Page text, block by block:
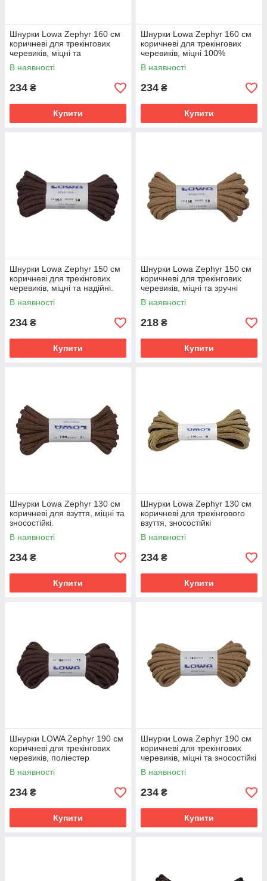
Шнурки Lowa Zephyr 160 см
коричневі для трекінгових
черевиків, міцні та
універсальні.
В наявності
234 ₴
Купити
Шнурки Lowa Zephyr 160 см
коричневі для трекінгових
черевиків, міцні 100%
поліестер
В наявності
234 ₴
Купити
Шнурки Lowa Zephyr 150 см
коричневі для трекінгових
черевиків, міцні та надійні.
В наявності
234 ₴
Купити
Шнурки Lowa Zephyr 150 см
коричневі для трекінгових
черевиків, міцні та зручні
В наявності
218 ₴
Купити
Шнурки Lowa Zephyr 130 см
коричневі для взуття, міцні та
зносостійкі.
В наявності
234 ₴
Купити
Шнурки Lowa Zephyr 130 см
коричневі для трекінгового
взуття, зносостійкі
В наявності
234 ₴
Купити
Шнурки LOWA Zephyr 190 см
коричневі для трекінгових
черевиків, поліестер
В наявності
234 ₴
Купити
Шнурки Lowa Zephyr 190 см
коричневі для трекінгових
черевиків, міцні та зносостійкі
В наявності
234 ₴
Купити